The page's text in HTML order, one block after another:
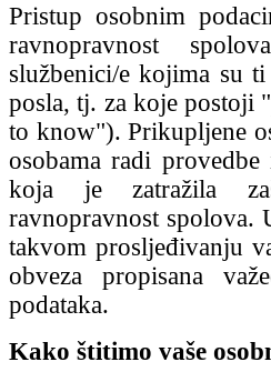
Pristup osobnim
ravnopravnost
službenici/e kojima su
posla, tj. za koje postoji
to know"). Prikupljene
osobama radi
koja je zatražila
ravnopravnost spolova.
takvom prosljeđivanju
obveza propisana
podataka.
Kako štitimo vaše